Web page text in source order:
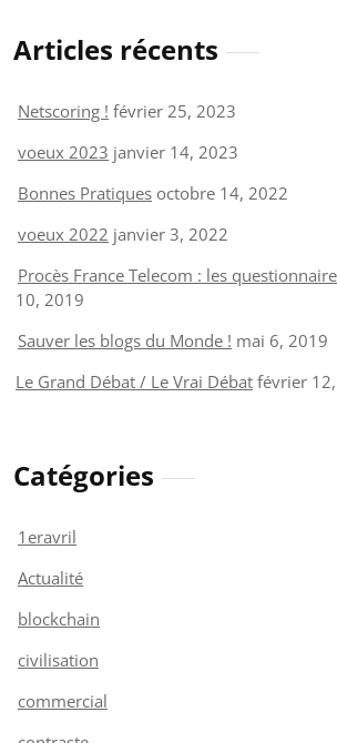
Articles récents
Netscoring ! février 25, 2023
voeux 2023 janvier 14, 2023
Bonnes Pratiques octobre 14, 2022
voeux 2022 janvier 3, 2022
Procès France Telecom : les
10, 2019
Sauver les blogs du Monde ! mai 6, 2019
Le Grand Débat / Le Vrai Débat février
Catégories
1eravril
Actualité
blockchain
civilisation
commercial